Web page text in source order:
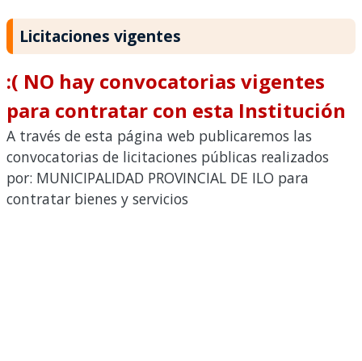
Licitaciones vigentes
:( NO hay convocatorias vigentes
para contratar con esta Institución
A través de esta página web publicaremos las
convocatorias de licitaciones públicas realizados
por: MUNICIPALIDAD PROVINCIAL DE ILO para
contratar bienes y servicios